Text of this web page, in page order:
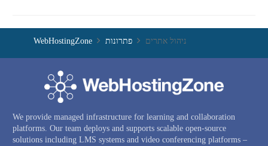
WebHostingZone פתרונות ניהול אתרים
We provide managed infrastructure for learning and collaboration
platforms. Our team deploys and supports scalable open-source
solutions including LMS systems and video conferencing platforms –